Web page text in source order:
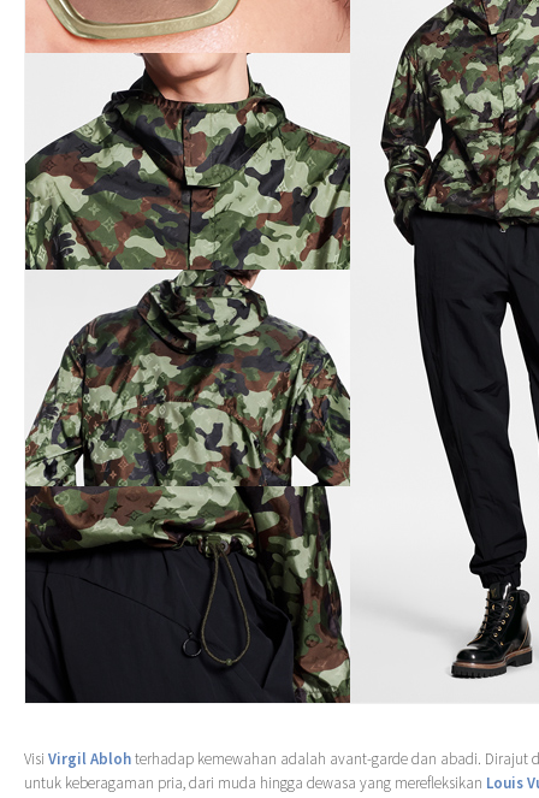
Visi Virgil Ablohterhadap kemewahan adalah avant-garde dan abadi. Dirajut
untuk keberagaman pria, dari muda hingga dewasa yang merefleksikan Louis